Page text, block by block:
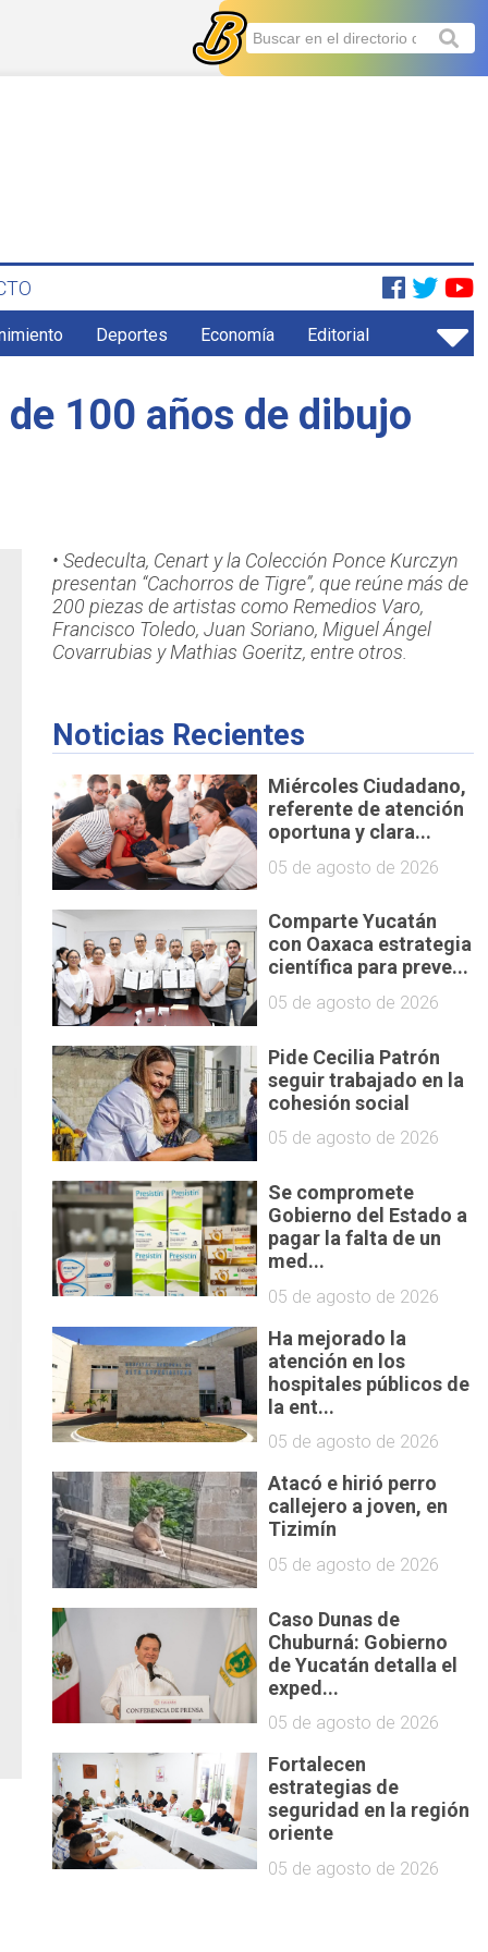
Deportes Economía Editorial
100 años de dibujo
• Sedeculta, Cenart y la Colección Ponce Kurczyn
presentan “Cachorros de Tigre”, que reúne más de
200 piezas de artistas como Remedios Varo,
Francisco Toledo, Juan Soriano, Miguel Ángel
Covarrubias y Mathias Goeritz, entre otros.
Noticias Recientes
Miércoles Ciudadano,
referente de atención
oportuna y clara...
05 de agosto de 2026
Comparte Yucatán
con Oaxaca estrategia
científica para preve...
05 de agosto de 2026
Pide Cecilia Patrón
seguir trabajado en la
cohesión social
05 de agosto de 2026
Se compromete
Gobierno del Estado a
pagar la falta de un
med...
05 de agosto de 2026
Ha mejorado la
atención en los
hospitales públicos de
la ent...
05 de agosto de 2026
Atacó e hirió perro
callejero a joven, en
Tizimín
05 de agosto de 2026
Caso Dunas de
Chuburná: Gobierno
de Yucatán detalla el
exped...
05 de agosto de 2026
Fortalecen
estrategias de
seguridad en la región
oriente
05 de agosto de 2026